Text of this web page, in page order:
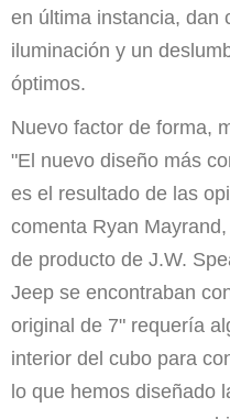
en última instancia, dan
iluminación y un
óptimos.
Nuevo factor de forma,
"El nuevo diseño más
es el resultado de las
comenta Ryan
de producto de J.W.
Jeep se encontraban
original de 7" requería
interior del cubo para
lo que hemos diseñado